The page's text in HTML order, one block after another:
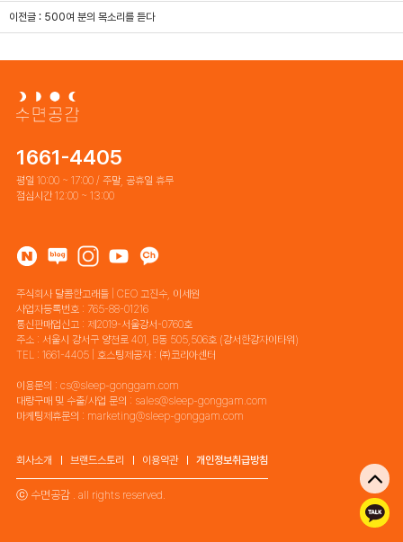
이전글 : 500여 분의 목소리를 듣다
1661-4405
평일 10:00 ~ 17:00 / 주말, 공휴일 휴무
점심시간 12:00 ~ 13:00
주식회사 달콤한고래들 | CEO 고진수, 이세원
사업자등록번호 : 765-88-01216
통신판매업신고 : 제2019-서울강서-0760호
주소 : 서울시 강서구 양천로 401, B동 505,506호 (강서한강자이타워)
TEL : 1661-4405 | 호스팅제공자 : ㈜코리아센터
이용문의 : cs@sleep-gonggam.com
대량구매 및 수출/사업 문의 : sales@sleep-gonggam.com
마케팅제휴문의 : marketing@sleep-gonggam.com
회사소개 브랜드스토리 이용약관 개인정보취급방침
ⓒ 수면공감 . all rights reserved.